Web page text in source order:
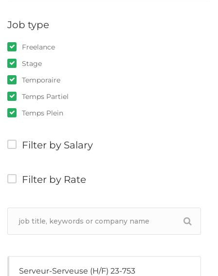
Job type
Freelance
Stage
Temporaire
Temps Partiel
Temps Plein
Filter by Salary
Filter by Rate
Serveur-Serveuse (H/F) 23-753